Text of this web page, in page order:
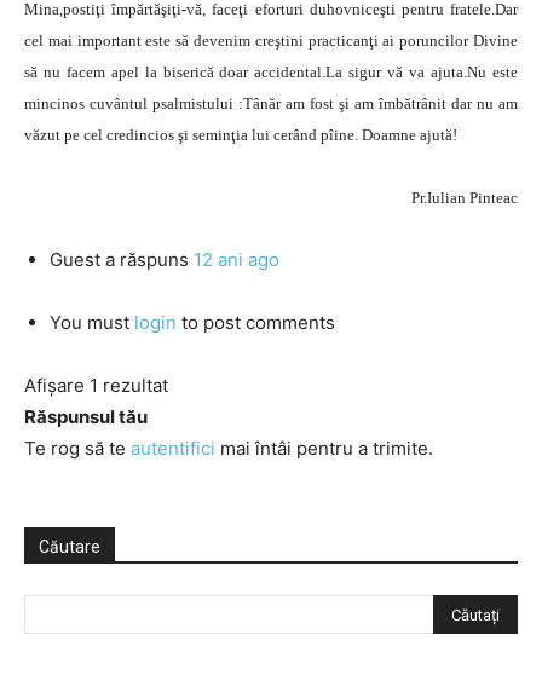
Mina,postiţi împărtăşiţi-vă, faceţi eforturi duhovniceşti pentru fratele.Dar
cel mai important este să devenim creştini practicanţi ai poruncilor Divine
să nu facem apel la biserică doar accidental.La sigur vă va ajuta.Nu este
mincinos cuvântul psalmistului :Tânăr am fost şi am îmbătrânit dar nu am
văzut pe cel credincios şi seminţia lui cerând pîine. Doamne ajută!
Pr.Iulian Pinteac
Guest a răspuns 12 ani ago
You must login to post comments
Afișare 1 rezultat
Răspunsul tău
Te rog să te autentifici mai întâi pentru a trimite.
Căutare